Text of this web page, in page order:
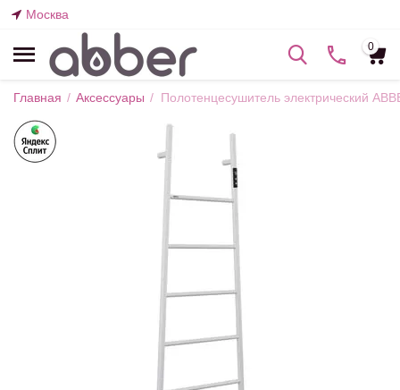
Москва
0
Главная / Аксессуары / Полотенцесушитель электрический